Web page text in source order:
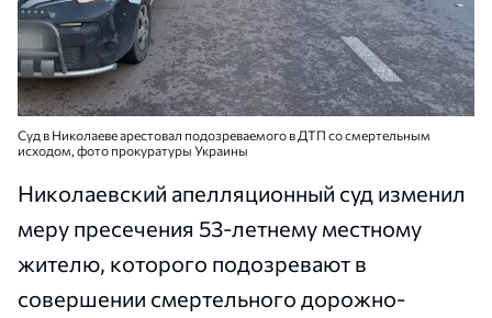
Суд в Николаеве арестовал подозреваемого в ДТП со смертельным
исходом, фото прокуратуры Украины
Николаевский апелляционный суд изменил
меру пресечения 53-летнему местному
жителю, которого подозревают в
совершении смертельного дорожно-